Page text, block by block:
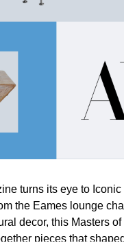
turns its eye to
the Eames lounge
decor, this Masters
pieces that